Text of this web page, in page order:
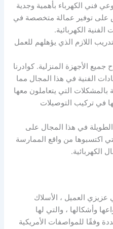
فني الكهرباء بأهمية وجدية
على توفير عمالة متخصصة في
الكهربائية.
اللازم الذي يؤهلهم للعمل
جميع الأجهزة المنزلية. كوادرنا
الفنية في هذا المجال مما
بالمشكلات التي يتعاملون معها
في تركيب التوصيلات
في هذا المجال على
اكتسبوها من واقع الممارسة
الكهربائية.
عزيزي العميل ، الأسلاك
وأشكالها ، والتي لها
وفقًا للمواصفات الأمريكية